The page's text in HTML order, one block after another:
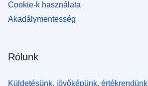
Cookie-k használata
Akadálymentesség
Rólunk
Küldetésünk, jövőképünk, értékrendünk